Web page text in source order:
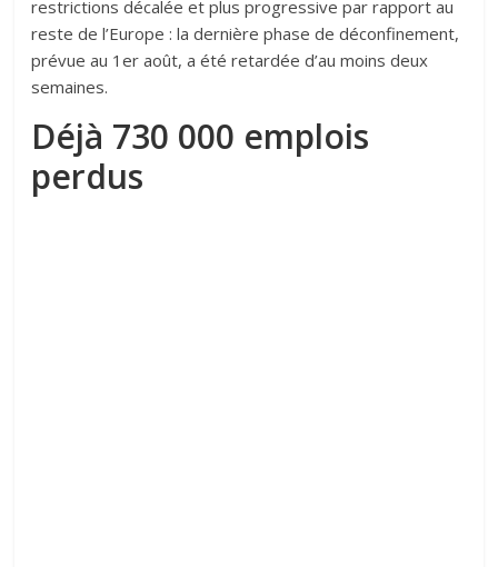
restrictions décalée et plus progressive par rapport au
reste de l’Europe : la dernière phase de déconfinement,
prévue au 1er août, a été retardée d’au moins deux
semaines.
Déjà 730 000 emplois
perdus